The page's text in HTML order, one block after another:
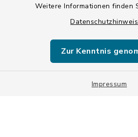
Weitere Informationen finden
Zur Kenntnis
Impressum
Datenschutz
Sitemap